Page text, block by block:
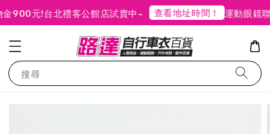
900元!台北禮客公館店試賣中~ 查看地址時間！ 運動眼鏡聯
搜尋